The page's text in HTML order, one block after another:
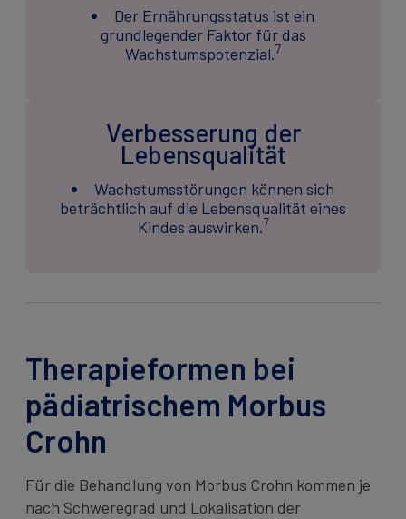
Der Ernährungsstatus ist ein
grundlegender Faktor für das
Wachstumspotenzial.7
Verbesserung der
Lebensqualität
Wachstumsstörungen können sich
beträchtlich auf die Lebensqualität eines
Kindes auswirken.7
Therapieformen bei
pädiatrischem Morbus
Crohn
Für die Behandlung von Morbus Crohn kommen je
nach Schweregrad und Lokalisation der